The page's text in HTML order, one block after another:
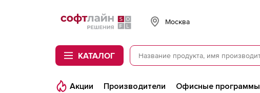
Softline
Москва
КАТАЛОГ
Акции Производители Офисные программы